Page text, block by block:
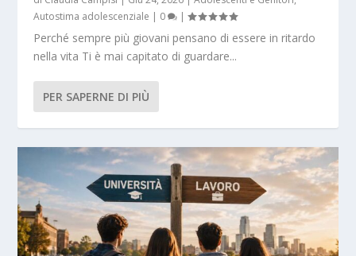
Autostima adolescenziale | 0 |
Perché sempre più giovani pensano di essere in ritardo
nella vita Ti è mai capitato di guardare...
PER SAPERNE DI PIÙ